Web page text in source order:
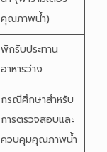
คุณภาพน้ำ)
พักรับประทาน
อาหารว่าง
กรณีศึกษาสำหรับ
การตรวจสอบและ
ควบคุมคุณภาพน้ำ